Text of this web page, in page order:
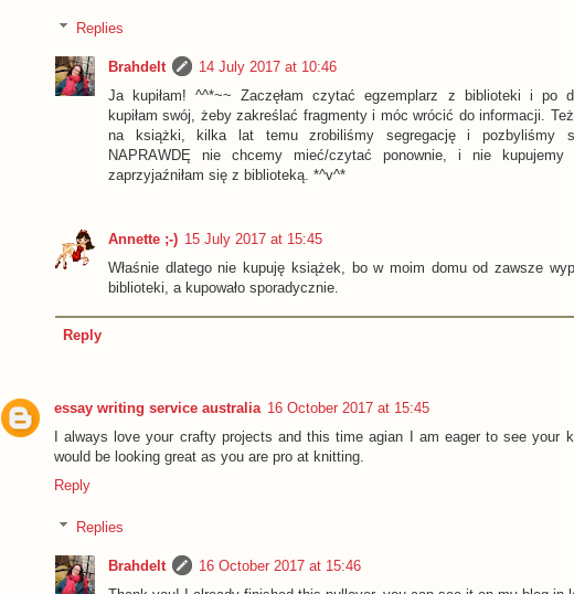
Replies
Brahdelt
14 July 2017 at 10:46
Ja kupiłam! ^^*~~ Zaczęłam czytać egzemplarz z biblioteki i po
kupiłam swój, żeby zakreślać fragmenty i móc wrócić do informacji.
na książki, kilka lat temu zrobiliśmy segregację i pozbyliśmy
NAPRAWDĘ nie chcemy mieć/czytać ponownie, i nie kupujemy
zaprzyjaźniłam się z biblioteką. *^v^*
Annette ;-) 15 July 2017 at 15:45
Właśnie dlatego nie kupuję książek, bo w moim domu od zawsze
biblioteki, a kupowało sporadycznie.
Reply
essay writing service australia 16 October 2017 at 15:45
I always love your crafty projects and this time agian I am eager to see your
would be looking great as you are pro at knitting.
Reply
Replies
Brahdelt
16 October 2017 at 15:46